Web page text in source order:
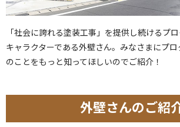
「社会に誇れる塗装工事」を提供し続けるプ
キャラクターである外壁さん。みなさまにプ
のことをもっと知ってほしいのでご紹介！
外壁さんのご紹